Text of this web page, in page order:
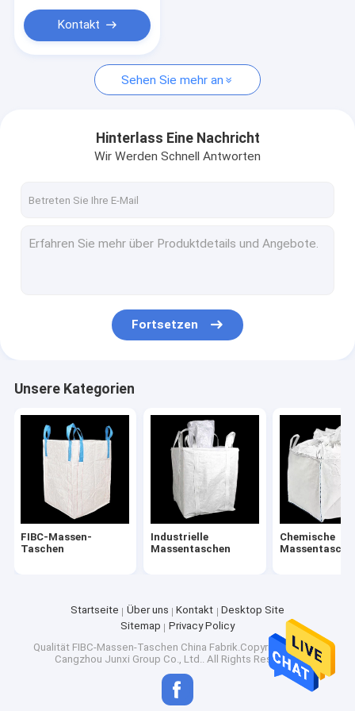
Kontakt
Sehen Sie mehr an
Hinterlass Eine Nachricht
Wir Werden Schnell Antworten
Fortsetzen
Unsere Kategorien
FIBC-Massen-
Taschen
Industrielle
Massentaschen
Chemische
Startseite Über uns Kontakt
Desktop Site
Sitemap
Privacy Policy
Qualität FIBC-Massen-Taschen China Fabrik.Copyright © 2026
Cangzhou Junxi Group Co., Ltd.. All Rights Reserved.